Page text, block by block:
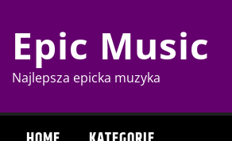
content
Epic Music
Najlepsza epicka muzyka